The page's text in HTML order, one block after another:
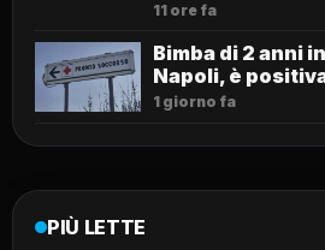
11 ore fa
Bimba di 2 anni
Napoli, è
1 giorno fa
PIÙ LETTE